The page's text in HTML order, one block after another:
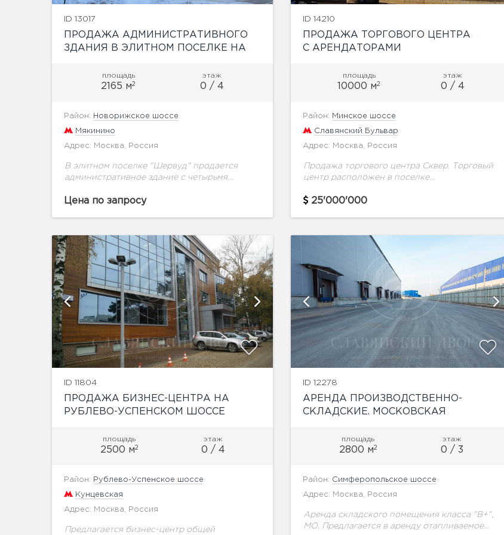
ID 13017
ПРОДАЖА АДМИНИСТРАТИВНОГО
ЗДАНИЯ В ЭЛИТНОМ ПОСЕЛКЕ НА
площадь
2165 м2
этаж
0 / 4
Район: Новорижское шоссе
Мякинино
Адрес: Москва, Россия
В элитном поселке "Шервуд" продается
административное здание с четырьмя
2165 кв. м. Поселок, в котором располагается
Цена по запросу
ID 14210
ПРОДАЖА ТОРГОВОГО ЦЕНТРА
С АРЕНДАТОРАМИ
площадь
10000 м2
этаж
0 / 4
Район: Минское шоссе
Славянский Бульвар
Адрес: Москва, Россия
Продажа торгового центра Сквер. Торговый
центр расположен в поселке
буквально в 1 км от МКАД по Минскому
25'000'000
ID 11804
ПРОДАЖА БИЗНЕС-ЦЕНТРА НА
РУБЛЕВО-УСПЕНСКОМ ШОССЕ
площадь
2500 м2
этаж
0 / 4
Район: Рублево-Успенское шоссе
Кунцевская
Адрес: Москва, Россия
Предлагается бизнес-центр общей
ID 12278
АРЕНДА ПРОИЗВОДСТВЕННО-
СКЛАДСКИЕ. МОСКОВСКАЯ
площадь
2800 м2
этаж
0 / 3
Район: Симферопольское шоссе
Адрес: Москва, Россия
Аренда складского помещения класса "B+",
МО. Предлагается в аренду отапливаемое